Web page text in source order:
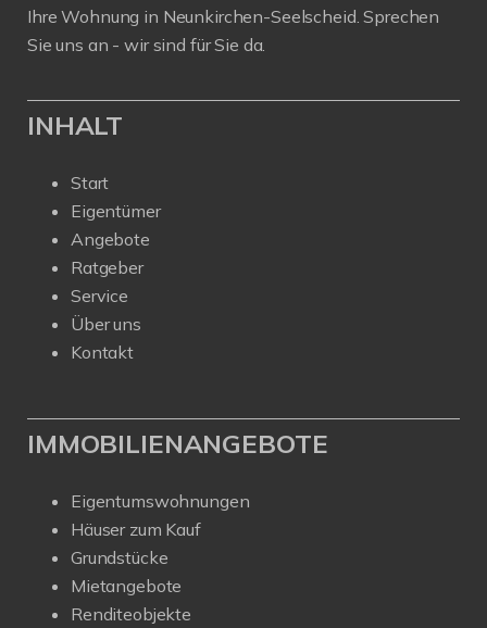
Ihre Wohnung in Neunkirchen-Seelscheid. Sprechen
Sie uns an - wir sind für Sie da.
INHALT
Start
Eigentümer
Angebote
Ratgeber
Service
Über uns
Kontakt
IMMOBILIENANGEBOTE
Eigentumswohnungen
Häuser zum Kauf
Grundstücke
Mietangebote
Renditeobjekte